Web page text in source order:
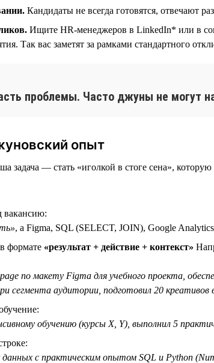
Кандидаты не всегда готовятся, отвечают
Ищите HR-менеджеров в LinkedIn* или в
Так вас заметят за рамками стандартного
проблемы. Часто джуны не могут
опыт
задача — стать «иголкой в стоге сена», которую
вакансию:
, а Figma, SQL (SELECT, JOIN), Google Analytics
формате «результат + действие + контекст»
по макету Figma для учебного проекта,
сегмента аудитории, подготовил 20
обучению (курсы X, Y), выполнил 5
с практическим опытом SQL и Python